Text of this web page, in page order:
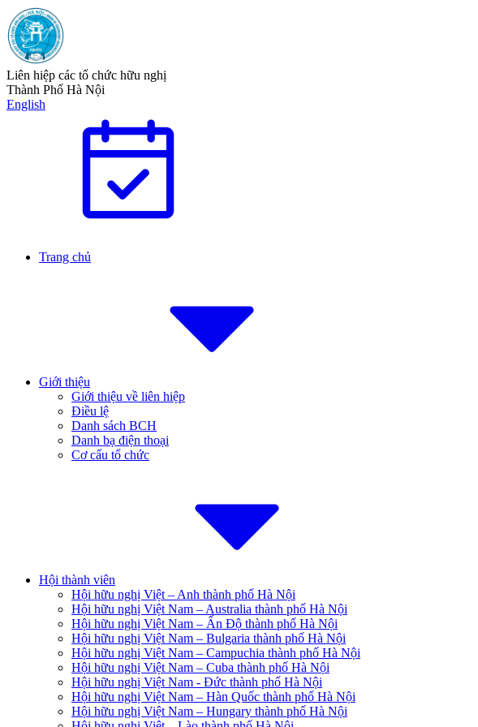
Liên hiệp các tổ chức hữu nghị
Thành Phố Hà Nội
English
Trang chủ
Giới thiệu
Giới thiệu về liên hiệp
Điều lệ
Danh sách BCH
Danh bạ điện thoại
Cơ cấu tổ chức
Hội thành viên
Hội hữu nghị Việt – Anh thành phố Hà Nội
Hội hữu nghị Việt Nam – Australia thành phố Hà Nội
Hội hữu nghị Việt Nam – Ấn Độ thành phố Hà Nội
Hội hữu nghị Việt Nam – Bulgaria thành phố Hà Nội
Hội hữu nghị Việt Nam – Campuchia thành phố Hà Nội
Hội hữu nghị Việt Nam – Cuba thành phố Hà Nội
Hội hữu nghị Việt Nam - Đức thành phố Hà Nội
Hội hữu nghị Việt Nam – Hàn Quốc thành phố Hà Nội
Hội hữu nghị Việt Nam – Hungary thành phố Hà Nội